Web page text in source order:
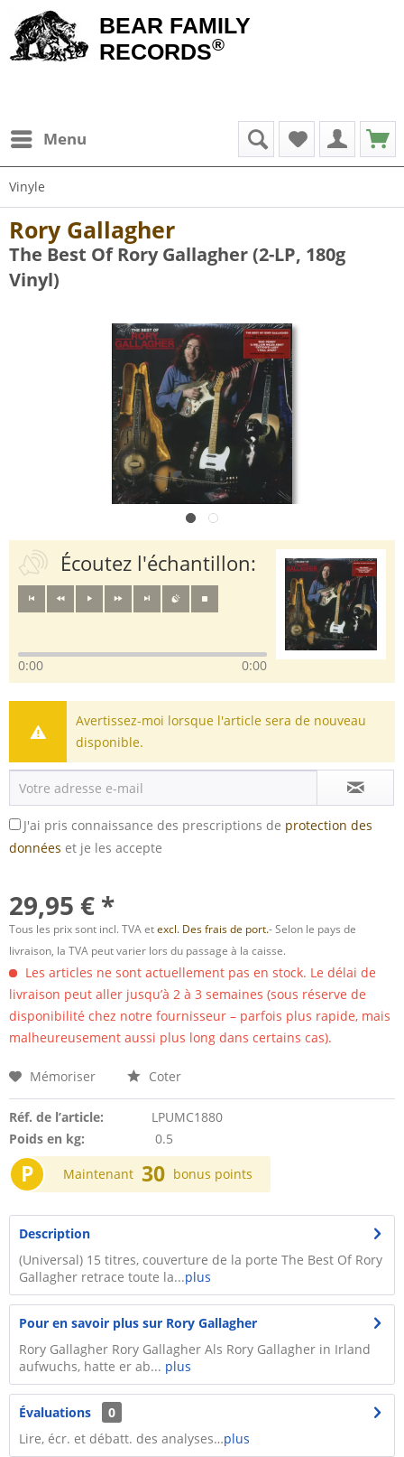
BEAR FAMILY
RECORDS®
Menu
Vinyle
Rory Gallagher
The Best Of Rory Gallagher (2-LP, 180g
Vinyl)
Écoutez l'échantillon:
0:00 0:00
Avertissez-moi lorsque l'article sera de nouveau
disponible.
J'ai pris connaissance des prescriptions de protection des
données et je les accepte
29,95 € *
Tous les prix sont incl. TVA etexcl. Des frais de port.- Selon le pays de
livraison, la TVA peut varier lors du passage à la caisse.
Les articles ne sont actuellement pas en stock. Le délai de
livraison peut aller jusqu’à 2 à 3 semaines (sous réserve de
disponibilité chez notre fournisseur – parfois plus rapide, mais
malheureusement aussi plus long dans certains cas).
Mémoriser Coter
Réf. de l’article:
LPUMC1880
Poids en kg:
0.5
P Maintenant 30 bonus points
Description
(Universal) 15 titres, couverture de la porte The Best Of Rory
Gallagher retrace toute la...plus
Pour en savoir plus sur Rory Gallagher
Rory Gallagher Rory Gallagher Als Rory Gallagher in Irland
aufwuchs, hatte er ab... plus
Évaluations
0
Lire, écr. et débatt. des analyses…plus